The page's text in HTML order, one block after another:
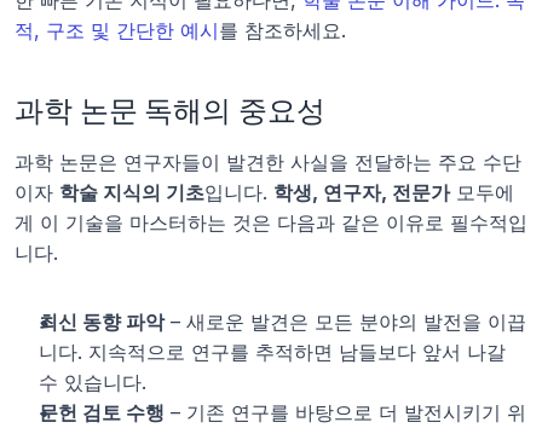
적, 구조 및 간단한 예시를 참조하세요.
과학 논문 독해의 중요성
과학 논문은 연구자들이 발견한 사실을 전달하는 주요 수단
이자 학술 지식의 기초입니다. 학생, 연구자, 전문가 모두에
게 이 기술을 마스터하는 것은 다음과 같은 이유로 필수적입
니다.
최신 동향 파악 – 새로운 발견은 모든 분야의 발전을 이끕
니다. 지속적으로 연구를 추적하면 남들보다 앞서 나갈
수 있습니다.
문헌 검토 수행 – 기존 연구를 바탕으로 더 발전시키기 위